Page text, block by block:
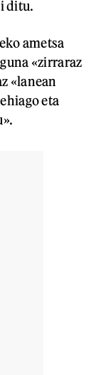
ditu.
ametsa
«zirraraz
«lanean
eta